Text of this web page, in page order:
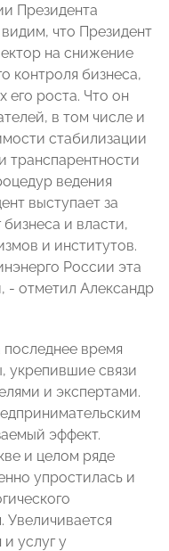
Президента
что Президент
на снижение
контроля бизнеса,
его роста. Что он
в том числе и
стабилизации
транспарентности
ведения
выступает за
и власти,
и институтов.
России эта
- отметил Александр
время
укрепившие связи
и экспертами.
эффект.
и целом ряде
упростилась и
Увеличивается
услуг у